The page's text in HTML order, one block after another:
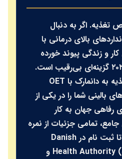
اگر به دنبال
بالای درمانی با
و زندگی پیوند خورده
دانمارک در سال ۲۰۲۶ گزینه‌ای بی‌رقیب است.
مهاجرت متخصصین تغذیه به دانمارک با OET
شما را در یکی از
جهان به کار
تمامی جزئیات از نمره
Danish
Healthو